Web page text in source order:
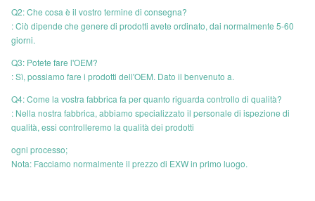
Q2: Che cosa è il vostro termine di consegna?
: Ciò dipende che genere di prodotti avete ordinato, dai normalmente 5-60
giorni.
Q3: Potete fare l'OEM?
: Sì, possiamo fare i prodotti dell'OEM. Dato il benvenuto a.
Q4: Come la vostra fabbrica fa per quanto riguarda controllo di qualità?
: Nella nostra fabbrica, abbiamo specializzato il personale di ispezione di
qualità, essi controlleremo la qualità dei prodotti
ogni processo;
Nota: Facciamo normalmente il prezzo di EXW in primo luogo.